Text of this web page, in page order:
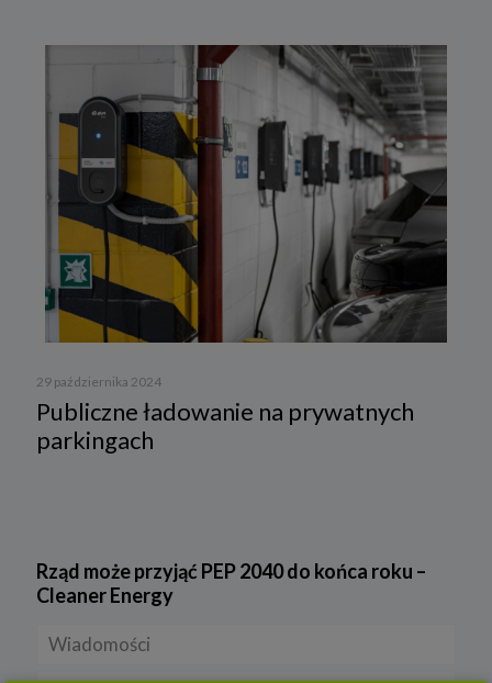
29 października 2024
Publiczne ładowanie na prywatnych
parkingach
Rząd może przyjąć PEP 2040 do końca roku –
Cleaner Energy
Wiadomości